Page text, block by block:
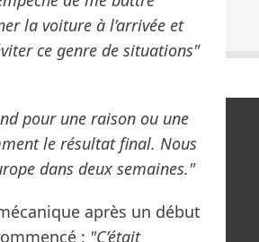
la voiture à l’arrivée et
ce genre de situations"
pour une raison ou une
le résultat final. Nous
dans deux semaines."
après un début
: "C’était